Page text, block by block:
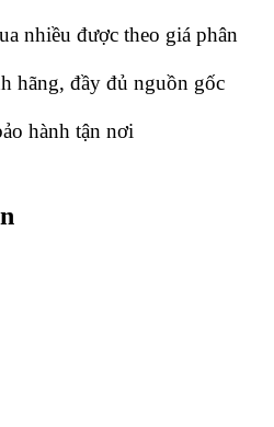
nhiều được theo giá phân
hãng, đầy đủ nguồn gốc
hành tận nơi